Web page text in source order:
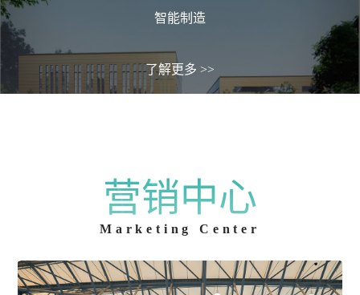
智能制造
了解更多 >>
营销中心
Marketing Center